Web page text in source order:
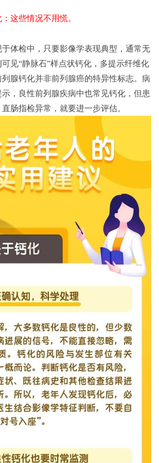
这些情况不用慌。
于体检中，只要影像学表现典型，通常无
可见“静脉石”样点状钙化，多提示纤维化
腺钙化并非前列腺癌的特异性标志。病
，良性前列腺疾病中也常见钙化，但患
肠指检异常，就要进一步评估。